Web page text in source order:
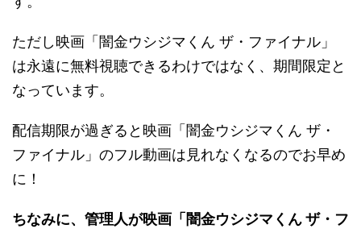
ただし映画「闇金ウシジマくん ザ・ファイナル」
は永遠に無料視聴できるわけではなく、期間限定と
なっています。
配信期限が過ぎると映画「闇金ウシジマくん ザ・
ファイナル」のフル動画は見れなくなるのでお早め
に！
ちなみに、管理人が映画「闇金ウシジマくん ザ・フ